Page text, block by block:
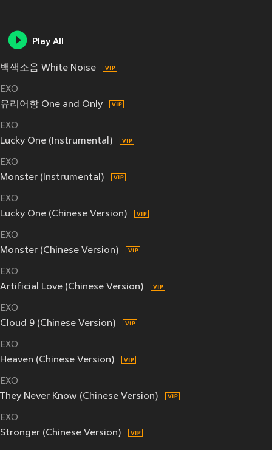
Play All
백색소음 White Noise
EXO
유리어항 One and Only
EXO
Lucky One (Instrumental)
EXO
Monster (Instrumental)
EXO
Lucky One (Chinese Version)
EXO
Monster (Chinese Version)
EXO
Artificial Love (Chinese Version)
EXO
Cloud 9 (Chinese Version)
EXO
Heaven (Chinese Version)
EXO
They Never Know (Chinese Version)
EXO
Stronger (Chinese Version)